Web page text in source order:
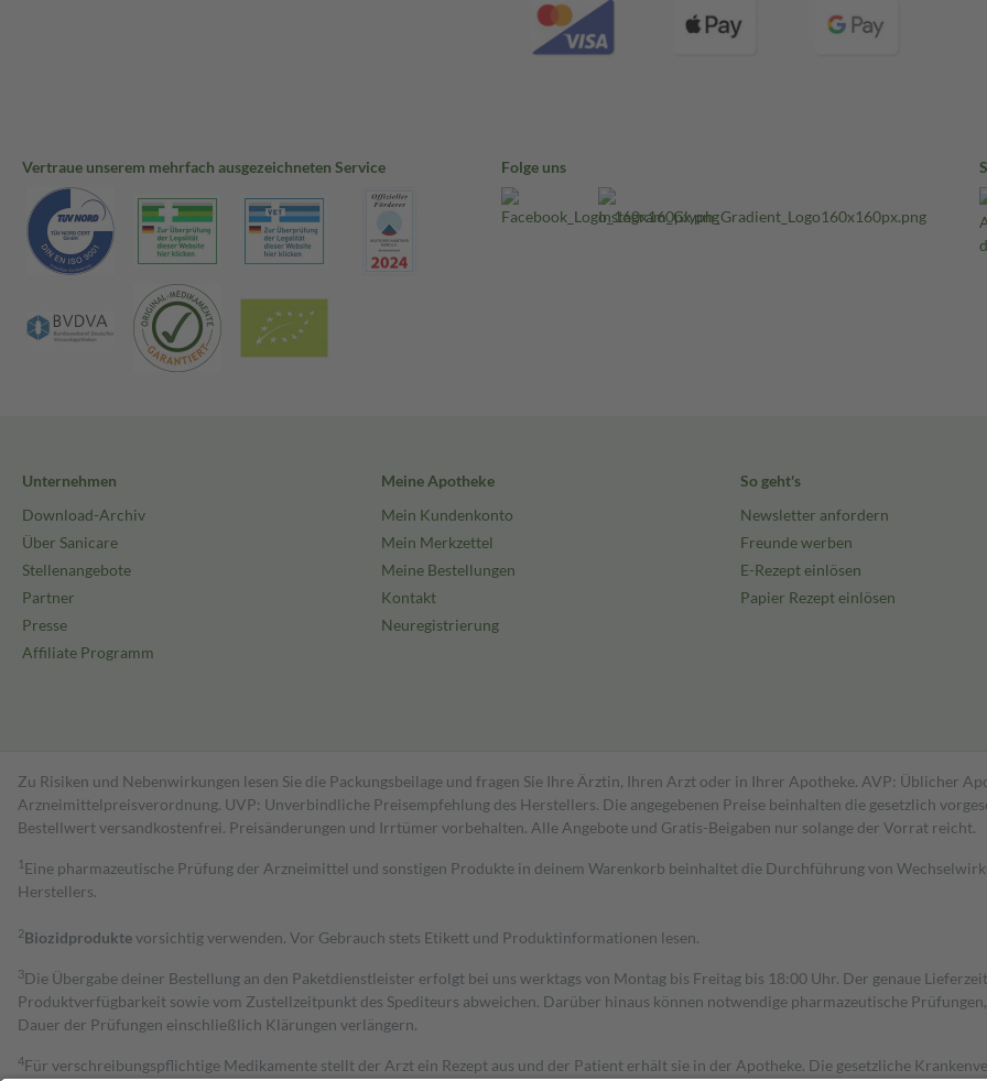
Vertraue unserem mehrfach ausgezeichneten Service Folge uns
Unternehmen
Download-Archiv
Über Sanicare
Stellenangebote
Partner
Presse
Affiliate Programm
Meine Apotheke
Mein Kundenkonto
Mein Merkzettel
Meine Bestellungen
Kontakt
Neuregistrierung
So geht's
Newsletter anfordern
Freunde werben
E-Rezept einlösen
Papier Rezept einlösen
Zu Risiken und Nebenwirkungen lesen Sie die Packungsbeilage und fragen Sie Ihre Ärztin, Ihren Arzt oder in Ihrer Apotheke. AVP: Üblicher
Arzneimittelpreisverordnung. UVP: Unverbindliche Preisempfehlung des Herstellers. Die angegebenen Preise beinhalten die gesetzlich
Bestell­wert versand­kosten­frei. Preisänderungen und Irrtümer vorbehalten. Alle Angebote und Gratis-Beigaben nur solange der Vorrat reicht.
1 Eine pharmazeutische Prüfung der Arzneimittel und sonstigen Produkte in deinem Warenkorb beinhaltet die Durchführung von
Herstellers.
2Biozidproduktevorsichtig verwenden. Vor Gebrauch stets Etikett und Produktinformationen lesen.
3Die Übergabe deiner Bestellung an den Paketdienstleister erfolgt bei uns werktags von Montag bis Freitag bis 18:00 Uhr. Der genaue
Produktverfügbarkeit sowie vom Zustellzeitpunkt des Spediteurs abweichen. Darüber hinaus können notwendige pharmazeutische
Dauer der Prüfungen einschließlich Klärungen verlängern.
4Für verschreibungspflichtige Medikamente stellt der Arzt ein Rezept aus und der Patient erhält sie in der Apotheke. Die gesetzliche